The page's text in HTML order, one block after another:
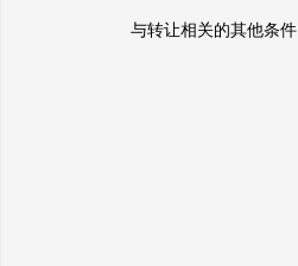
与转让相关的其他条件